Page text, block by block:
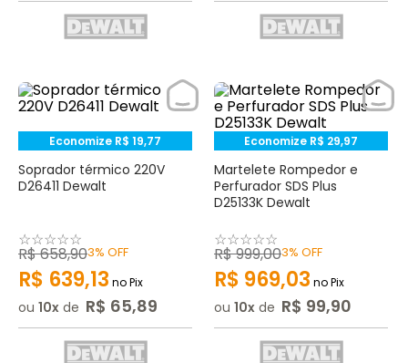
Economize R$ 19,77
Soprador térmico 220V
D26411 Dewalt
☆☆☆☆☆
R$658,903% OFF
R$ 639,13 no Pix
ou 10 de R$ 65,89
Economize R$ 29,97
Martelete Rompedor e
Perfurador SDS Plus
D25133K Dewalt
☆☆☆☆☆
R$999,003% OFF
R$ 969,03 no Pix
ou 10 de R$ 99,90